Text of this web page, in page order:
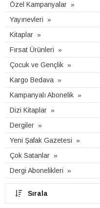
Özel Kampanyalar
Yayınevleri
Kitaplar
Fırsat Ürünleri
Çocuk ve Gençlik
Kargo Bedava
Kampanyalı Abonelik
Dizi Kitaplar
Dergiler
Yeni Şafak Gazetesi
Çok Satanlar
Dergi Abonelikleri
Sırala